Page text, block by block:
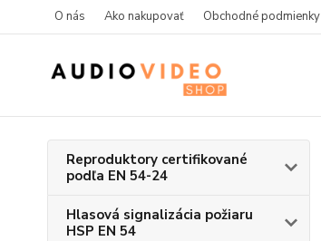
O nás Ako nakupovať Obchodné podmienky
Reproduktory certifikované
podľa EN 54-24
Hlasová signalizácia požiaru
HSP EN 54